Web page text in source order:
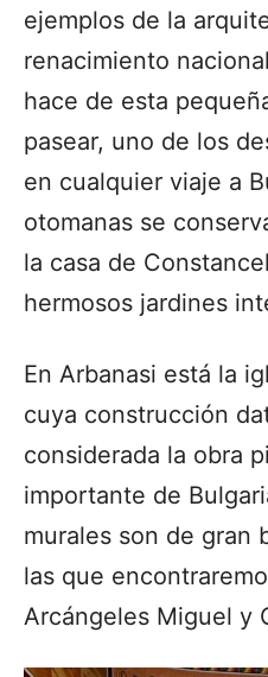
ejemplos de la
renacimiento
hace de esta
pasear, uno de los
en cualquier viaje a
otomanas se
la casa de
hermosos jardines
En Arbanasi está la
cuya construcción
considerada la obra
importante de
murales son de gran
las que
Arcángeles Miguel y